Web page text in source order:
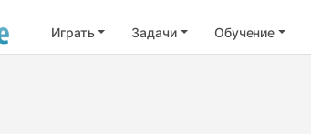
Играть Задачи Обучение